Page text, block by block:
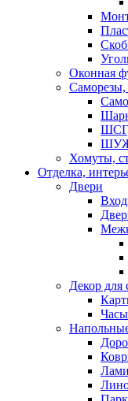
Оконная
Хомуты,
Отделка,
Двери
Декор для
Часы